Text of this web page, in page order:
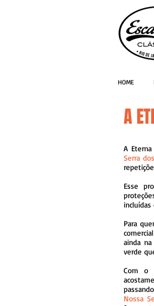
A
A
Serra
Esse
incluídas
Para
ainda
verde
Com o
Nossa
HOME